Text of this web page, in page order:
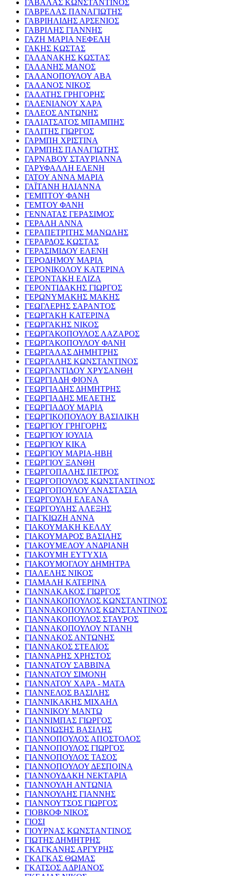
ΓΑΒΑΛΑΣ ΚΩΝΣΤΑΝΤΙΝΟΣ
ΓΑΒΡΕΛΑΣ ΠΑΝΑΓΙΩΤΗΣ
ΓΑΒΡΙΗΛΙΔΗΣ ΑΡΣΕΝΙΟΣ
ΓΑΒΡΙΛΗΣ ΓΙΑΝΝΗΣ
ΓΑΖΗ ΜΑΡΙΑ ΝΕΦΕΛΗ
ΓΑΚΗΣ ΚΩΣΤΑΣ
ΓΑΛΑΝΑΚΗΣ ΚΩΣΤΑΣ
ΓΑΛΑΝΗΣ ΜΑΝΟΣ
ΓΑΛΑΝΟΠΟΥΛΟΥ ΑΒΑ
ΓΑΛΑΝΟΣ ΝΙΚΟΣ
ΓΑΛΑΤΗΣ ΓΡΗΓΟΡΗΣ
ΓΑΛΕΝΙΑΝΟΥ ΧΑΡΑ
ΓΑΛΕΟΣ ΑΝΤΩΝΗΣ
ΓΑΛΙΑΤΣΑΤΟΣ ΜΠΑΜΠΗΣ
ΓΑΛΙΤΗΣ ΓΙΩΡΓΟΣ
ΓΑΡΜΠΗ ΧΡΙΣΤΙΝΑ
ΓΑΡΜΠΗΣ ΠΑΝΑΓΙΩΤΗΣ
ΓΑΡΝΑΒΟΥ ΣΤΑΥΡΙΑΝΝΑ
ΓΑΡΥΦΑΛΛΗ ΕΛΕΝΗ
ΓΑΤΟΥ ΑΝΝΑ ΜΑΡΙΑ
ΓΑΪΤΑΝΗ ΗΛΙΑΝΝΑ
ΓΕΜΠΤΟΥ ΦΑΝΗ
ΓΕΜΤΟΥ ΦΑΝΗ
ΓΕΝΝΑΤΑΣ ΓΕΡΑΣΙΜΟΣ
ΓΕΡΑΛΗ ΑΝΝΑ
ΓΕΡΑΠΕΤΡΙΤΗΣ ΜΑΝΩΛΗΣ
ΓΕΡΑΡΔΟΣ ΚΩΣΤΑΣ
ΓΕΡΑΣΙΜΙΔΟΥ ΕΛΕΝΗ
ΓΕΡΟΔΗΜΟΥ ΜΑΡΙΑ
ΓΕΡΟΝΙΚΟΛΟΥ ΚΑΤΕΡΙΝΑ
ΓΕΡΟΝΤΑΚΗ ΕΛΙΖΑ
ΓΕΡΟΝΤΙΔΑΚΗΣ ΓΙΩΡΓΟΣ
ΓΕΡΩΝΥΜΑΚΗΣ ΜΑΚΗΣ
ΓΕΩΓΛΕΡΗΣ ΣΑΡΑΝΤΟΣ
ΓΕΩΡΓΑΚΗ ΚΑΤΕΡΙΝΑ
ΓΕΩΡΓΑΚΗΣ ΝΙΚΟΣ
ΓΕΩΡΓΑΚΟΠΟΥΛΟΣ ΛΑΖΑΡΟΣ
ΓΕΩΡΓΑΚΟΠΟΥΛΟΥ ΦΑΝΗ
ΓΕΩΡΓΑΛΑΣ ΔΗΜΗΤΡΗΣ
ΓΕΩΡΓΑΛΗΣ ΚΩΝΣΤΑΝΤΙΝΟΣ
ΓΕΩΡΓΑΝΤΙΔΟΥ ΧΡΥΣΑΝΘΗ
ΓΕΩΡΓΙΑΔΗ ΦΙΟΝΑ
ΓΕΩΡΓΙΑΔΗΣ ΔΗΜΗΤΡΗΣ
ΓΕΩΡΓΙΑΔΗΣ ΜΕΛΕΤΗΣ
ΓΕΩΡΓΙΑΔΟΥ ΜΑΡΙΑ
ΓΕΩΡΓΙΚΟΠΟΥΛΟΥ ΒΑΣΙΛΙΚΗ
ΓΕΩΡΓΙΟΥ ΓΡΗΓΟΡΗΣ
ΓΕΩΡΓΙΟΥ ΙΟΥΛΙΑ
ΓΕΩΡΓΙΟΥ ΚΙΚΑ
ΓΕΩΡΓΙΟΥ ΜΑΡΙΑ-ΗΒΗ
ΓΕΩΡΓΙΟΥ ΞΑΝΘΗ
ΓΕΩΡΓΟΠΑΛΗΣ ΠΕΤΡΟΣ
ΓΕΩΡΓΟΠΟΥΛΟΣ ΚΩΝΣΤΑΝΤΙΝΟΣ
ΓΕΩΡΓΟΠΟΥΛΟΥ ΑΝΑΣΤΑΣΙΑ
ΓΕΩΡΓΟΥΛΗ ΕΛΕΑΝΑ
ΓΕΩΡΓΟΥΛΗΣ ΑΛΕΞΗΣ
ΓΙΑΓΚΙΩΖΗ ΑΝΝΑ
ΓΙΑΚΟΥΜΑΚΗ ΚΕΛΛΥ
ΓΙΑΚΟΥΜΑΡΟΣ ΒΑΣΙΛΗΣ
ΓΙΑΚΟΥΜΕΛΟΥ ΑΝΔΡΙΑΝΗ
ΓΙΑΚΟΥΜΗ ΕΥΤΥΧΙΑ
ΓΙΑΚΟΥΜΟΓΛΟΥ ΔΗΜΗΤΡΑ
ΓΙΑΛΕΛΗΣ ΝΙΚΟΣ
ΓΙΑΜΑΛΗ ΚΑΤΕΡΙΝΑ
ΓΙΑΝΝΑΚΑΚΟΣ ΓΙΩΡΓΟΣ
ΓΙΑΝΝΑΚΟΠΟΥΛΟΣ ΚΩΝΣΤΑΝΤΙΝΟΣ
ΓΙΑΝΝΑΚΟΠΟΥΛΟΣ ΚΩΝΣΤΑΝΤΙΝΟΣ
ΓΙΑΝΝΑΚΟΠΟΥΛΟΣ ΣΤΑΥΡΟΣ
ΓΙΑΝΝΑΚΟΠΟΥΛΟΥ ΝΤΑΝΗ
ΓΙΑΝΝΑΚΟΣ ΑΝΤΩΝΗΣ
ΓΙΑΝΝΑΚΟΣ ΣΤΕΛΙΟΣ
ΓΙΑΝΝΑΡΗΣ ΧΡΗΣΤΟΣ
ΓΙΑΝΝΑΤΟΥ ΣΑΒΒΙΝΑ
ΓΙΑΝΝΑΤΟΥ ΣΙΜΟΝΗ
ΓΙΑΝΝΑΤΟΥ ΧΑΡΑ - ΜΑΤΑ
ΓΙΑΝΝΕΛΟΣ ΒΑΣΙΛΗΣ
ΓΙΑΝΝΙΚΑΚΗΣ ΜΙΧΑΗΛ
ΓΙΑΝΝΙΚΟΥ ΜΑΝΤΩ
ΓΙΑΝΝΙΜΠΑΣ ΓΙΩΡΓΟΣ
ΓΙΑΝΝΙΩΣΗΣ ΒΑΣΙΛΗΣ
ΓΙΑΝΝΟΠΟΥΛΟΣ ΑΠΟΣΤΟΛΟΣ
ΓΙΑΝΝΟΠΟΥΛΟΣ ΓΙΩΡΓΟΣ
ΓΙΑΝΝΟΠΟΥΛΟΣ ΤΑΣΟΣ
ΓΙΑΝΝΟΠΟΥΛΟΥ ΔΕΣΠΟΙΝΑ
ΓΙΑΝΝΟΥΔΑΚΗ ΝΕΚΤΑΡΙΑ
ΓΙΑΝΝΟΥΛΗ ΑΝΤΩΝΙΑ
ΓΙΑΝΝΟΥΛΗΣ ΓΙΑΝΝΗΣ
ΓΙΑΝΝΟΥΤΣΟΣ ΓΙΩΡΓΟΣ
ΓΙΟΒΚΟΦ ΝΙΚΟΣ
ΓΙΟΣΙ
ΓΙΟΥΡΝΑΣ ΚΩΝΣΤΑΝΤΙΝΟΣ
ΓΙΩΤΗΣ ΔΗΜΗΤΡΗΣ
ΓΚΑΓΚΑΝΗΣ ΑΡΓΥΡΗΣ
ΓΚΑΓΚΑΣ ΘΩΜΑΣ
ΓΚΑΤΣΟΣ ΑΔΡΙΑΝΟΣ